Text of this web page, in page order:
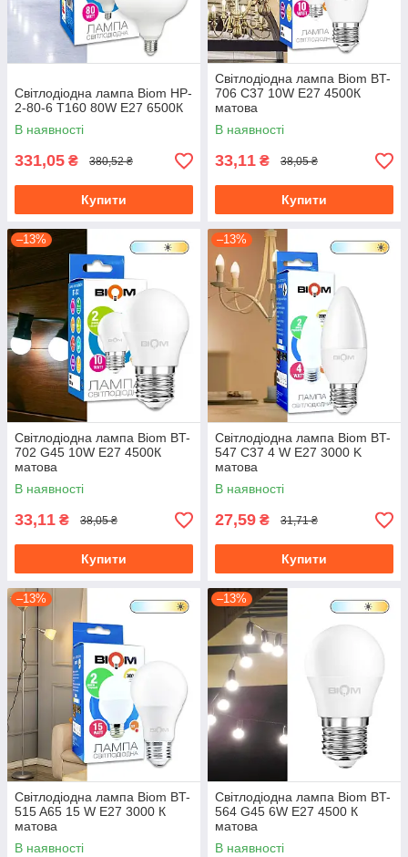
Світлодіодна лампа Biom HP-
2-80-6 T160 80W E27 6500К
В наявності
331,05 ₴ 380,52 ₴
Купити
Світлодіодна лампа Biom BT-
706 C37 10W E27 4500К
матова
В наявності
33,11 ₴ 38,05 ₴
Купити
–13%
Світлодіодна лампа Biom BT-
702 G45 10W E27 4500К
матова
В наявності
33,11 ₴ 38,05 ₴
Купити
–13%
Світлодіодна лампа Biom BT-
547 C37 4 W E27 3000 K
матова
В наявності
27,59 ₴ 31,71 ₴
Купити
–13%
Світлодіодна лампа Biom BT-
515 A65 15 W E27 3000 К
матова
В наявності
–13%
Світлодіодна лампа Biom BT-
564 G45 6W E27 4500 К
матова
В наявності